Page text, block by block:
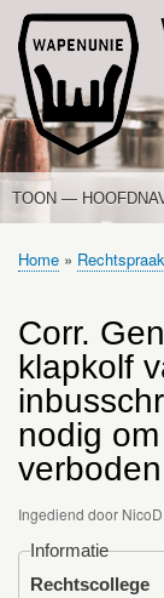
TOON —
HOME
NIEUWS
DE WAPENWET
STANDPUNTEN
PORTALEN
OVER WAPENUNIE
Kruimelpad
Home Rechtspraak
Corr.
klapkolf
nodig
Ingediend door NicoD
Informatie
Rechtscollege